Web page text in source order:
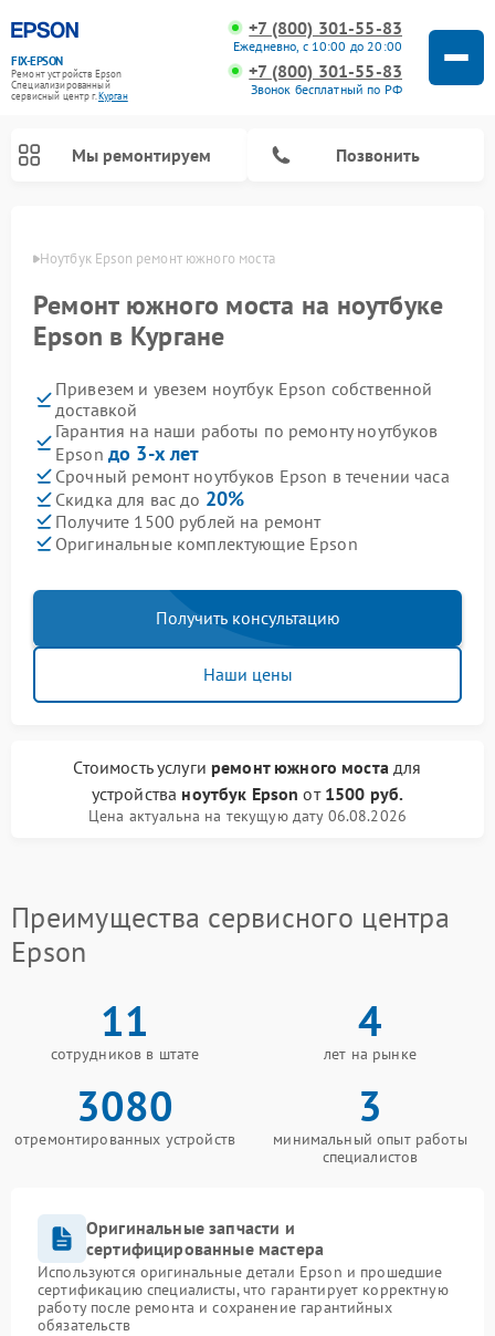
FIX-EPSON
Ремонт устройств Epson
Специализированный
cервисный центр г.Курган
+7 (800) 301-55-83
Ежедневно, с 10:00 до 20:00
+7 (800) 301-55-83
Звонок бесплатный по РФ
Мы ремонтируем Позвонить
Ноутбук Epson ремонт южного моста
Ремонт южного моста на ноутбуке
Epson в Кургане
Привезем и увезем ноутбук Epson собственной
доставкой
Гарантия на наши работы по ремонту ноутбуков
Epson до 3-х лет
Срочный ремонт ноутбуков Epson в течении часа
Скидка для вас до 20%
Получите 1500 рублей на ремонт
Оригинальные комплектующие Epson
Получить консультацию
Наши цены
Стоимость услуги ремонт южного мостадля
устройства ноутбук Epson от 1500 руб.
Цена актуальна на текущую дату 06.08.2026
Преимущества сервисного центра
Epson
11
сотрудников в штате
4
лет на рынке
3080
отремонтированных устройств
3
минимальный опыт работы
специалистов
Оригинальные запчасти и
сертифицированные мастера
Используются оригинальные детали Epson и прошедшие
сертификацию специалисты, что гарантирует корректную
работу после ремонта и сохранение гарантийных
обязательств